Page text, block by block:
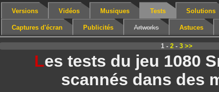
Versions Vidéos Musiques Tests Solutions
Captures d'écran Publicités Artworks Astuces
1 - 2 - 3 >>
Les tests du jeu 1080
scannés dans des